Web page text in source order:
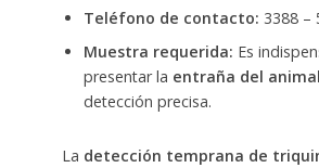
Teléfono de contacto: 3388 –
Muestra requerida: Es
presentar la entraña del animal
detección precisa.
La detección temprana de